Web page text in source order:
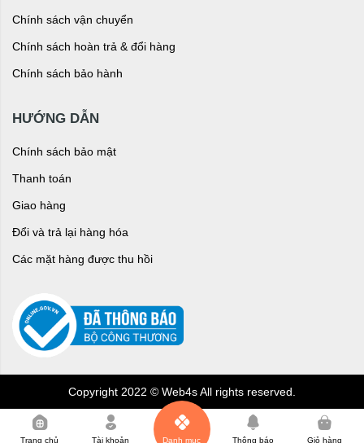
Chính sách vận chuyển
Chính sách hoàn trả & đổi hàng
Chính sách bảo hành
HƯỚNG DẪN
Chính sách bảo mật
Thanh toán
Giao hàng
Đổi và trả lại hàng hóa
Các mặt hàng được thu hồi
Copyright 2022 © Web4s All rights reserved.
Trang chủ Tài khoản Danh mục Thông báo Giỏ hàng